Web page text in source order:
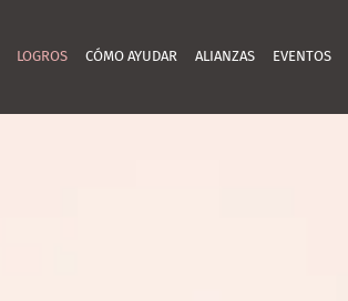
LOGROS CÓMO AYUDAR ALIANZAS EVENTOS